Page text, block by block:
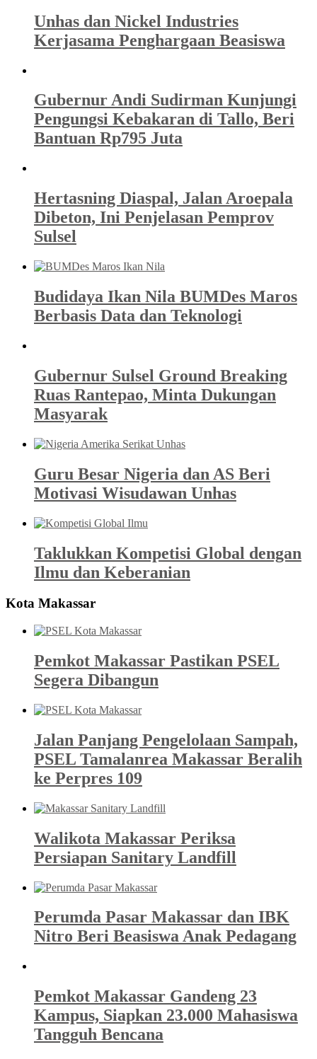
Unhas dan Nickel Industries
Kerjasama Penghargaan Beasiswa
Gubernur Andi Sudirman Kunjungi
Pengungsi Kebakaran di Tallo, Beri
Bantuan Rp795 Juta
Hertasning Diaspal, Jalan Aroepala
Dibeton, Ini Penjelasan Pemprov
Sulsel
Budidaya Ikan Nila BUMDes Maros
Berbasis Data dan Teknologi
Gubernur Sulsel Ground Breaking
Ruas Rantepao, Minta Dukungan
Masyarak
Guru Besar Nigeria dan AS Beri
Motivasi Wisudawan Unhas
Taklukkan Kompetisi Global dengan
Ilmu dan Keberanian
Kota Makassar
Pemkot Makassar Pastikan PSEL
Segera Dibangun
Jalan Panjang Pengelolaan Sampah,
PSEL Tamalanrea Makassar Beralih
ke Perpres 109
Walikota Makassar Periksa
Persiapan Sanitary Landfill
Perumda Pasar Makassar dan IBK
Nitro Beri Beasiswa Anak Pedagang
Pemkot Makassar Gandeng 23
Kampus, Siapkan 23.000 Mahasiswa
Tangguh Bencana